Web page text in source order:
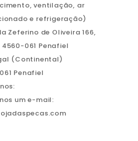
ventilação, ar
e refrigeração)
Zeferino de Oliveira 166,
061 Penafiel
(Continental)
Penafiel
um e-mail: